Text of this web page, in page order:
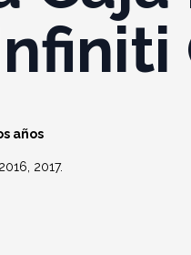
años
2017.